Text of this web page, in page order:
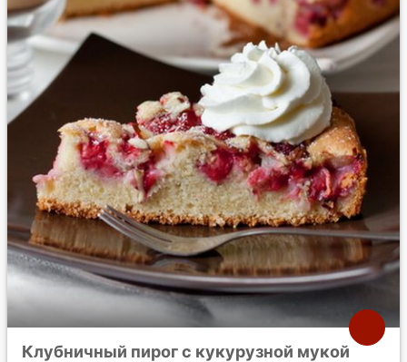
Клубничный пирог с кукурузной мукой